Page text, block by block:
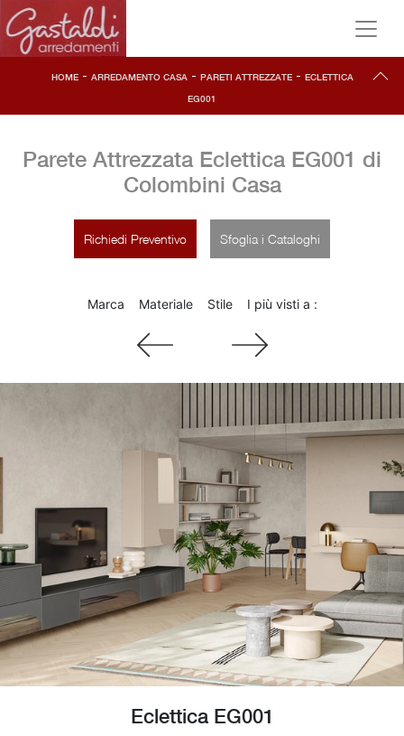
HOME- ARREDAMENTO CASA- PARETI ATTREZZATE - ECLETTICA
EG001
Parete Attrezzata Eclettica EG001 di
Colombini Casa
Richiedi Preventivo Sfoglia i Cataloghi
Marca Materiale Stile I più visti a :
Eclettica EG001